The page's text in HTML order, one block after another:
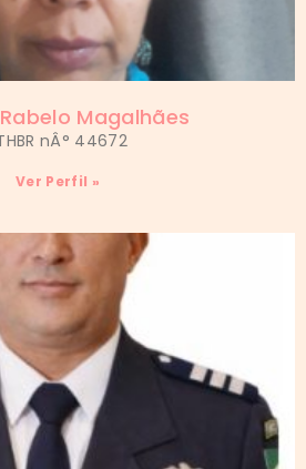
Magalhães
nÂ° 44672
Ver Perfil »